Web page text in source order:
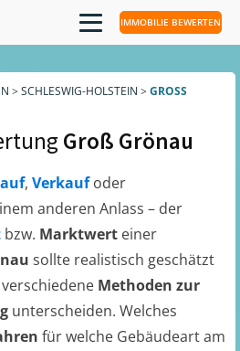
IMMOBILIE BEWERTEN
> SCHLESWIG-HOLSTEIN > GROSS G
Groß Grönau
, Verkaufoder
anderen Anlass – der
bzw. Marktwert einer
sollte realistisch geschätzt
Methoden zur
unterscheiden. Welches
für welche Gebäudeart am